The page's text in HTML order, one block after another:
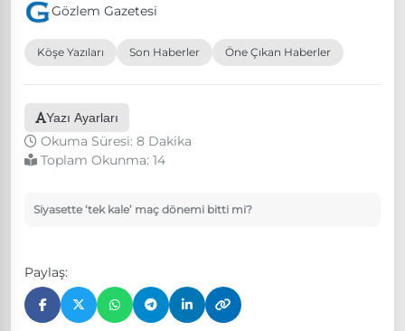
Gözlem Gazetesi
Köşe Yazıları Son Haberler Öne Çıkan Haberler
Yazı Ayarları
Okuma Süresi: 8 Dakika
Toplam Okunma: 14
Siyasette ‘tek kale’ maç dönemi bitti mi?
Paylaş: